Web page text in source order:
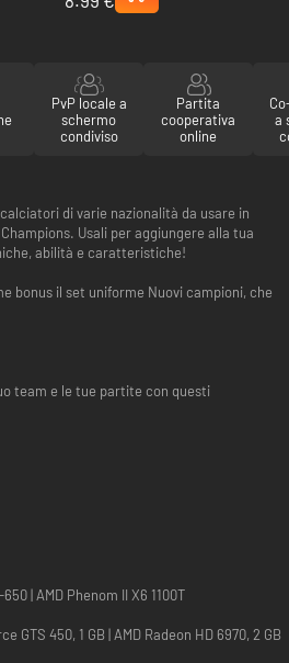
PvP locale a
schermo
condiviso
Partita
cooperativa
online
a
di varie nazionalità da usare in
Usali per aggiungere alla tua
abilità e caratteristiche!
bonus il set uniforme Nuovi campioni, che
team e le tue partite con questi
| AMD Phenom II X6 1100T
GTS 450, 1 GB | AMD Radeon HD 6970, 2 GB